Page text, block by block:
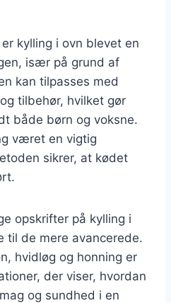
kylling i ovn blevet en
især på grund af
kan tilpasses med
tilbehør, hvilket gør
både børn og voksne.
været en vigtig
sikrer, at kødet
opskrifter på kylling i
til de mere avancerede.
hvidløg og honning er
der viser, hvordan
og sundhed i en